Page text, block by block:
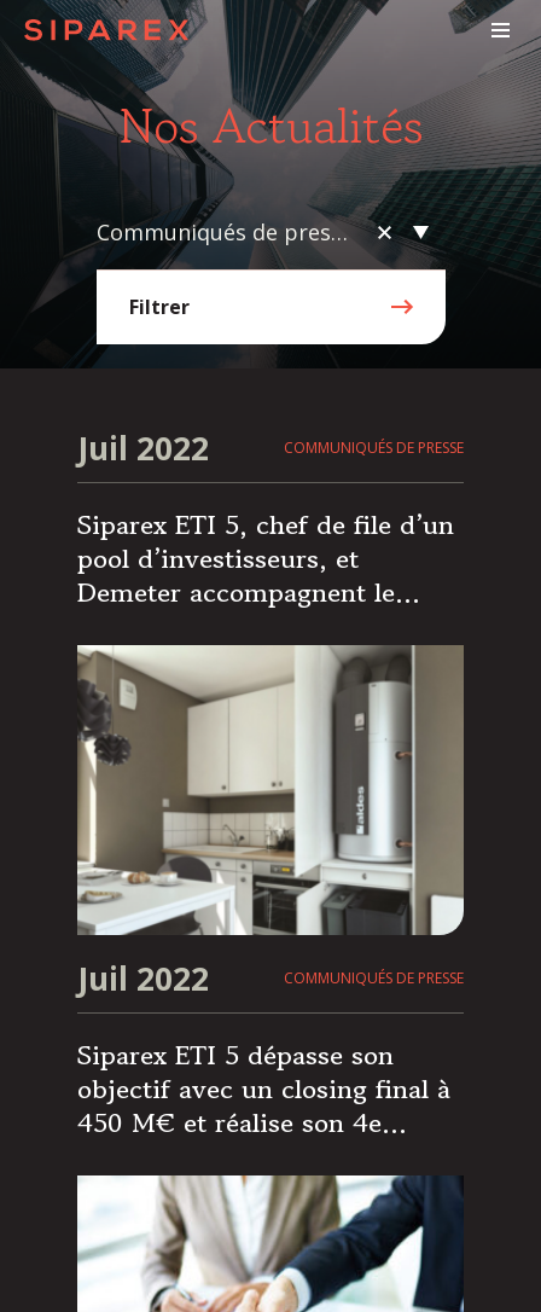
Nos Actualités
Communiqués de presse
Filtrer
Juil 2022 COMMUNIQUÉS DE PRESSE
Siparex ETI 5, chef de file d’un
pool d’investisseurs, et
Demeter accompagnent le
spécialiste des systèmes de
ventilation et de confort
thermique, à l’occasion de
l’acquisition d’Aereco
Juil 2022 COMMUNIQUÉS DE PRESSE
Siparex ETI 5 dépasse son
objectif avec un closing final à
450 M€ et réalise son 4e